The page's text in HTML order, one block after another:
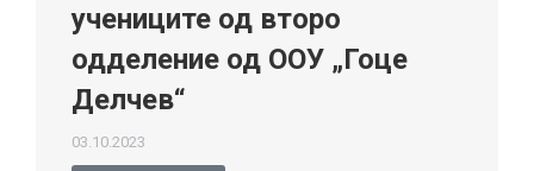
учениците од второ
одделение од ООУ „Гоце
Делчев“
03.10.2023